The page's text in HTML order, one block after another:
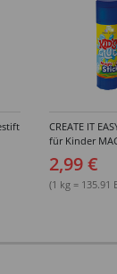
CREATE IT
für Kinder
2,99 €
(1 kg = 135.91